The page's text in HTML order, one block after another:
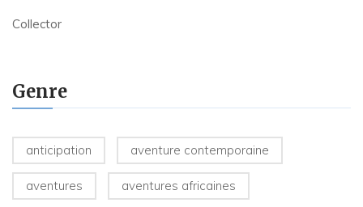
Collector
Genre
anticipation aventure contemporaine
aventures aventures africaines